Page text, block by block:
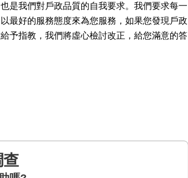
是我們對戶政品質的自我要求。我們要求每一
最好的服務態度來為您服務，如果您發現戶政
予指教，我們將虛心檢討改正，給您滿意的答
查